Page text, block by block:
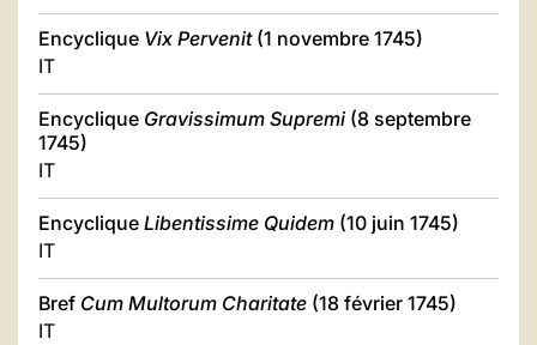
Encyclique Vix Pervenit(1 novembre 1745)
IT
Encyclique Gravissimum Supremi (8 septembre
1745)
IT
Encyclique Libentissime Quidem (10 juin 1745)
IT
Bref Cum Multorum Charitate (18 février 1745)
IT